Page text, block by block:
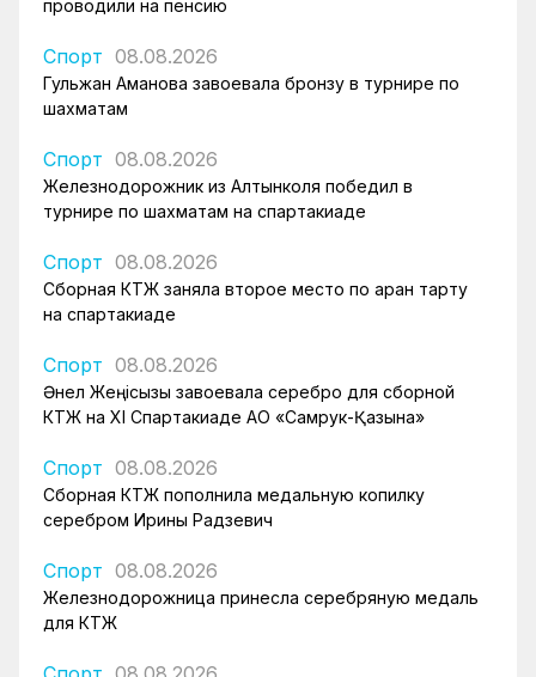
проводили на пенсию
Спорт 08.08.2026
Гульжан Аманова завоевала бронзу в турнире по
шахматам
Спорт 08.08.2026
Железнодорожник из Алтынколя победил в
турнире по шахматам на спартакиаде
Спорт 08.08.2026
Сборная КТЖ заняла второе место по арқан тарту
на спартакиаде
Спорт 08.08.2026
Әнел Жеңісқызы завоевала серебро для сборной
КТЖ на XI Спартакиаде АО «Самрук-Қазына»
Спорт 08.08.2026
Сборная КТЖ пополнила медальную копилку
серебром Ирины Радзевич
Спорт 08.08.2026
Железнодорожница принесла серебряную медаль
для КТЖ